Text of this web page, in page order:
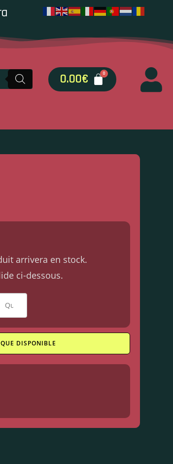
0.00€
arrivera en stock.
ci-dessous.
DISPONIBLE